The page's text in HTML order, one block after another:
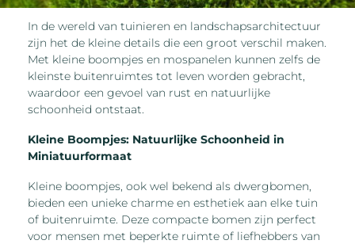
In de wereld van tuinieren en landschapsarchitectuur
zijn het de kleine details die een groot verschil maken.
Met kleine boompjes en mospanelen kunnen zelfs de
kleinste buitenruimtes tot leven worden gebracht,
waardoor een gevoel van rust en natuurlijke
schoonheid ontstaat.
Kleine Boompjes: Natuurlijke Schoonheid in
Miniatuurformaat
Kleine boompjes, ook wel bekend als dwergbomen,
bieden een unieke charme en esthetiek aan elke tuin
of buitenruimte. Deze compacte bomen zijn perfect
voor mensen met beperkte ruimte of liefhebbers van